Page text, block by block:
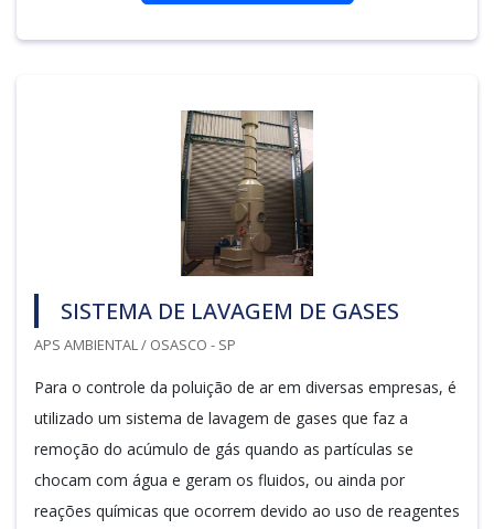
SISTEMA DE LAVAGEM DE GASES
APS AMBIENTAL / OSASCO - SP
Para o controle da poluição de ar em diversas empresas, é
utilizado um sistema de lavagem de gases que faz a
remoção do acúmulo de gás quando as partículas se
chocam com água e geram os fluidos, ou ainda por
reações químicas que ocorrem devido ao uso de reagentes